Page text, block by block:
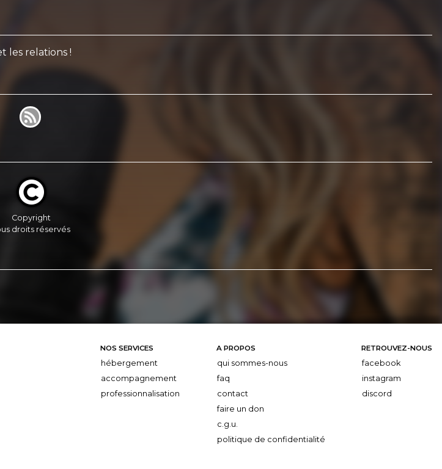
les relations !
Copyright
droits réservés
NOS SERVICES
hébergement
accompagnement
professionnalisation
A PROPOS
qui sommes-nous
faq
contact
faire un don
c.g.u.
politique de confidentialité
RETROUVEZ-NOUS
facebook
instagram
discord